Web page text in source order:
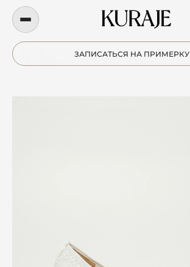
ЗАПИСАТЬСЯ НА ПРИМЕРКУ